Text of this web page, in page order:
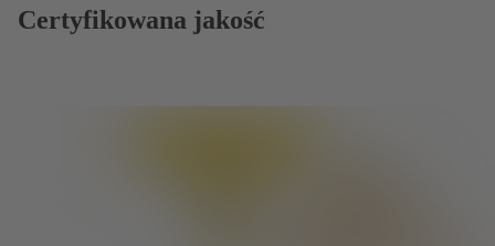
Certyfikowana jakość